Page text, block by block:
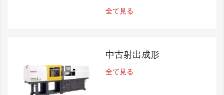
全て見る
中古射出成形
全て見る